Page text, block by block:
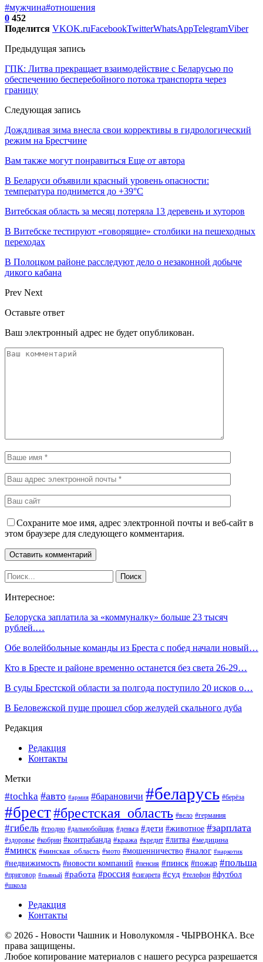
#мужчина#отношения
0 452
Поделится VKOK.ruFacebookTwitterWhatsAppTelegramViber
Предыдущая запись
ГПК: Литва прекращает взаимодействие с Беларусью по
обеспечению бесперебойного потока транспорта через
границу
Следующая запись
Дождливая зима внесла свои коррективы в гидрологический
режим на Брестчине
Вам также могут понравиться Еще от автора
В Беларуси объявили красный уровень опасности:
температура поднимется до +39°C
Витебская область за месяц потеряла 13 деревень и хуторов
В Витебске тестируют «говорящие» столбики на пешеходных
переходах
В Полоцком районе расследуют дело о незаконной добыче
дикого кабана
Prev Next
Оставьте ответ
Ваш электронный адрес не будет опубликован.
Сохраните мое имя, адрес электронной почты и веб-сайт в
этом браузере для следующего комментария.
Интересное:
Белоруска заплатила за «коммуналку» больше 23 тысяч
рублей.…
Обе волейбольные команды из Бреста с побед начали новый…
Кто в Бресте и районе временно останется без света 26-29…
В суды Брестской области за полгода поступило 20 исков о…
В Беловежской пуще прошел сбор желудей скального дуба
Редакция
Редакция
Контакты
Метки
#tochka #авто #армия #барановичи #беларусь #берёза
#брест#брестская_область #вело #германия
#гибель #гродно #дальнобойщик #деньга #дети #животное #зарплата
#здоровье #кобрин #контрабанда #кража #кредит #литва #медицина
#минск #минская_область #мото #мошенничество #налог #наркотик
#недвижимость #новости компаний #пенсия #пинск #пожар #польша
#приговор #пьяный #работа #россия #сигарета #суд #телефон #футбол
#школа
Редакция
Контакты
© 2026 - Новости Чашник и Новолукомля - ЧЫРВОНКА. Все
права защищены.
Любое копирование материалов с нашего ресурса разрешается